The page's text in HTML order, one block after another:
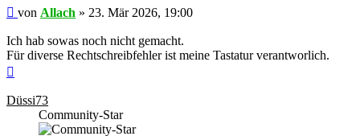
Beitrag
von Allach » 23. Mär 2026, 19:00
Ich hab sowas noch nicht gemacht.
Für diverse Rechtschreibfehler ist meine Tastatur verantworlich.
Düssi73
Community-Star